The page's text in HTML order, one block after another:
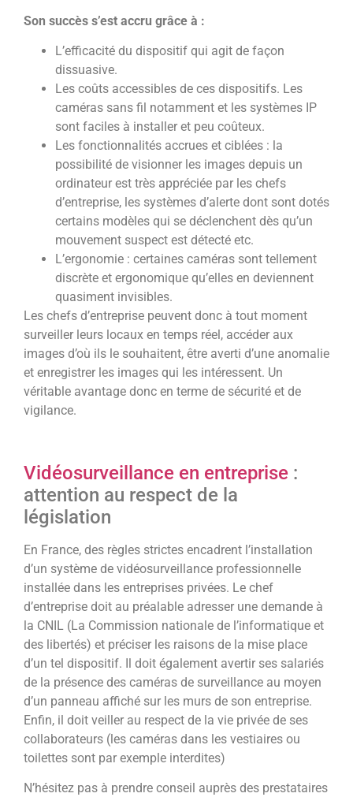
Son succès s’est accru grâce à :
L’efficacité du dispositif qui agit de façon
dissuasive.
Les coûts accessibles de ces dispositifs. Les
caméras sans fil notamment et les systèmes IP
sont faciles à installer et peu coûteux.
Les fonctionnalités accrues et ciblées : la
possibilité de visionner les images depuis un
ordinateur est très appréciée par les chefs
d’entreprise, les systèmes d’alerte dont sont dotés
certains modèles qui se déclenchent dès qu’un
mouvement suspect est détecté etc.
L’ergonomie : certaines caméras sont tellement
discrète et ergonomique qu’elles en deviennent
quasiment invisibles.
Les chefs d’entreprise peuvent donc à tout moment
surveiller leurs locaux en temps réel, accéder aux
images d’où ils le souhaitent, être averti d’une anomalie
et enregistrer les images qui les intéressent. Un
véritable avantage donc en terme de sécurité et de
vigilance.
Vidéosurveillance en entreprise :
attention au respect de la
législation
En France, des règles strictes encadrent l’installation
d’un système de vidéosurveillance professionnelle
installée dans les entreprises privées. Le chef
d’entreprise doit au préalable adresser une demande à
la CNIL (La Commission nationale de l’informatique et
des libertés) et préciser les raisons de la mise place
d’un tel dispositif. Il doit également avertir ses salariés
de la présence des caméras de surveillance au moyen
d’un panneau affiché sur les murs de son entreprise.
Enfin, il doit veiller au respect de la vie privée de ses
collaborateurs (les caméras dans les vestiaires ou
toilettes sont par exemple interdites)
N’hésitez pas à prendre conseil auprès des prestataires